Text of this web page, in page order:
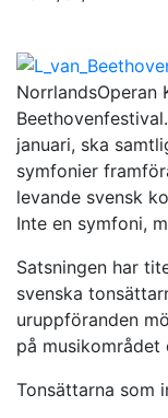
NorrlandsOperan
januari, ska
symfonier
levande svensk
Inte en symfoni,
Satsningen har
svenska
uruppföranden
på musikområdet
Tonsättarna som